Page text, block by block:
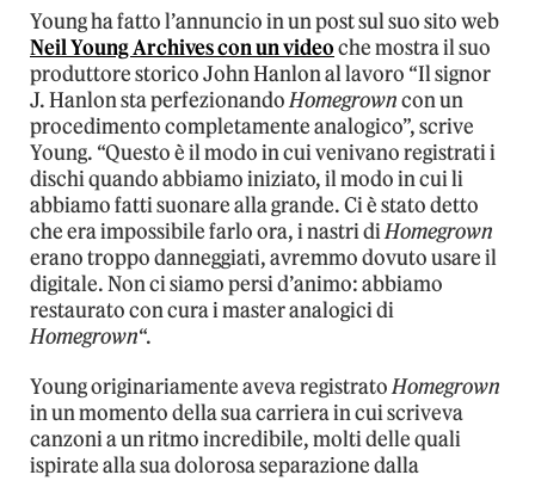
Young ha fatto l’annuncio in un post sul suo sito web
Neil Young Archives con un videoche mostra il suo
produttore storico John Hanlon al lavoro “Il signor
J. Hanlon sta perfezionandoHomegrowncon un
procedimento completamente analogico”, scrive
Young. “Questo è il modo in cui venivano registrati i
dischi quando abbiamo iniziato, il modo in cui li
abbiamo fatti suonare alla grande. Ci è stato detto
che era impossibile farlo ora, i nastri diHomegrown
erano troppo danneggiati, avremmo dovuto usare il
digitale. Non ci siamo persi d’animo: abbiamo
restaurato con cura i master analogici di
Homegrown“.
Young originariamente aveva registratoHomegrown
in un momento della sua carriera in cui scriveva
canzoni a un ritmo incredibile, molti delle quali
ispirate alla sua dolorosa separazione dalla